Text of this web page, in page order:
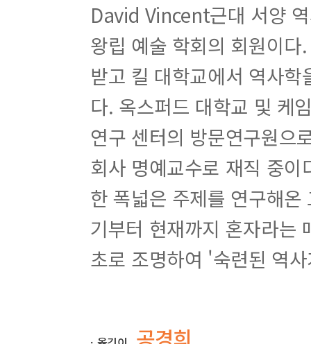
David Vincent근대 서양
왕립 예술 학회의 회원이
받고 킬 대학교에서 역사
다. 옥스퍼드 대학교 및 케
연구 센터의 방문연구원으
회사 명예교수로 재직 중
한 폭넓은 주제를 연구해
기부터 현재까지 혼자라는
초로 조명하여 '숙련된 역